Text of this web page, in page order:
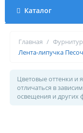
Каталог
Главная /
Лента-липучка
Цветовые оттенки и
отличаться в
освещения и других